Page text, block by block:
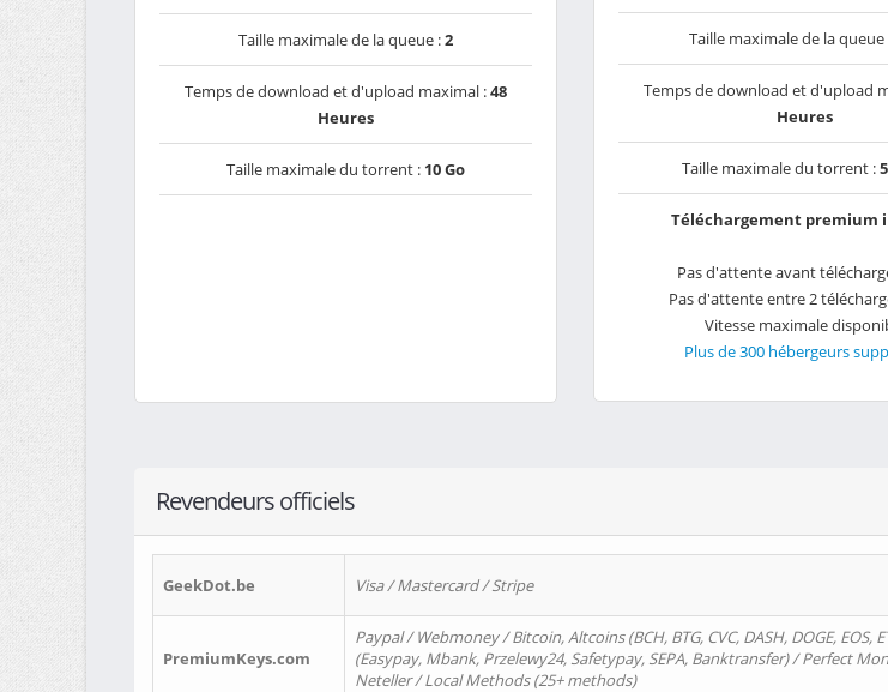
Taille maximale de la queue :2
Temps de download et d'upload maximal :48
Heures
Taille maximale du torrent : 10 Go
Taille maximale de la
Temps de download et d'upload
Heures
Taille maximale du torrent :
Téléchargement premium
Pas d'attente avant
Pas d'attente entre 2
Vitesse maximale
Plus de 300 hébergeurs
Revendeurs officiels
GeekDot.be Visa / Mastercard / Stripe
PremiumKeys.com
Paypal / Webmoney / Bitcoin, Altcoins (BCH, BTG, CVC, DASH, DOGE, EOS,
(Easypay, Mbank, Przelewy24, Safetypay, SEPA, Banktransfer) / Perfect
Neteller / Local Methods (25+ methods)